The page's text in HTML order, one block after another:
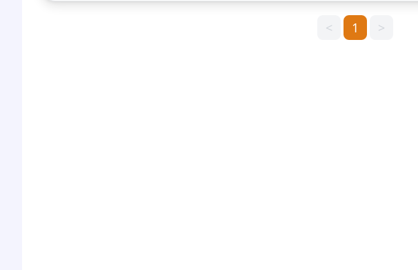
< 1 >